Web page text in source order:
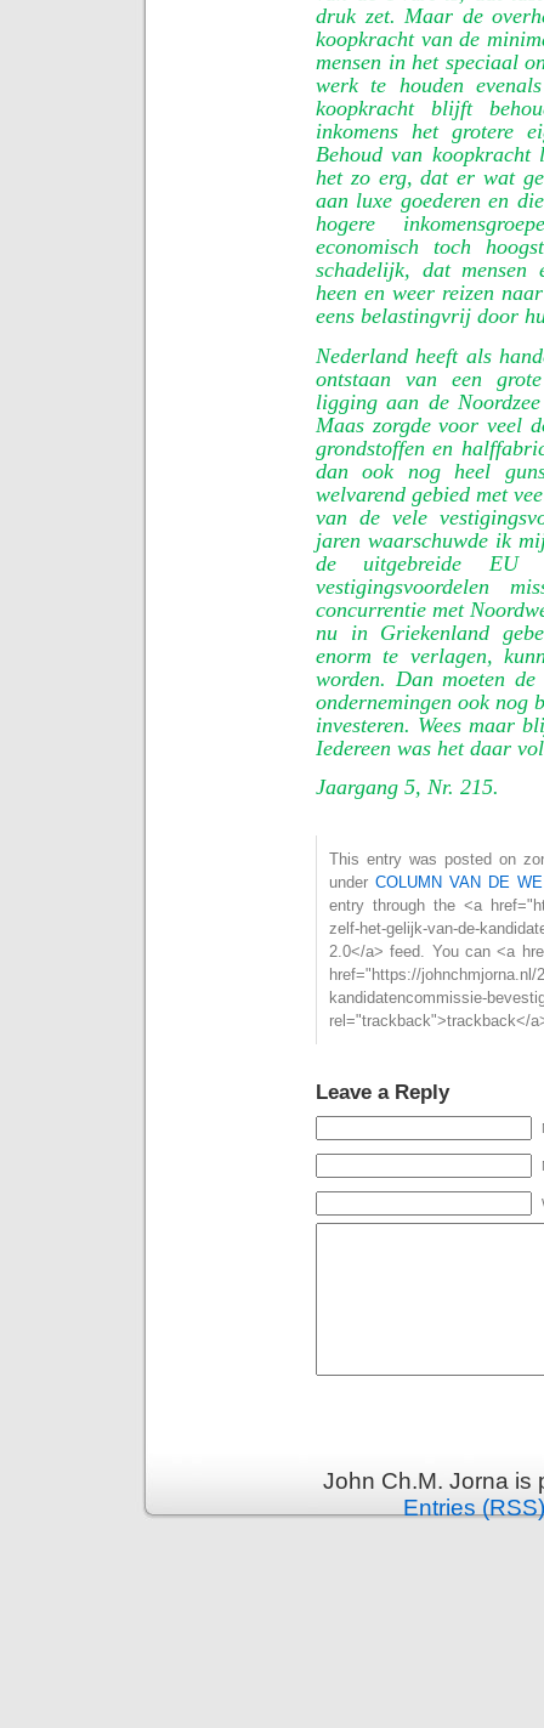
druk zet. Maar de
koopkracht van de
mensen in het speciaal
werk te houden
koopkracht blijft
inkomens het grotere
Behoud van koopkracht
het zo erg, dat er wat
aan luxe goederen en
hogere
economisch toch
schadelijk, dat mensen
heen en weer reizen
eens belastingvrij door
Nederland heeft als
ontstaan van een
ligging aan de
Maas zorgde voor veel
grondstoffen en
dan ook nog heel
welvarend gebied met
van de vele
jaren waarschuwde ik
de uitgebreide
vestigingsvoordelen
concurrentie met
nu in Griekenland
enorm te verlagen,
worden. Dan moeten
ondernemingen ook nog
investeren. Wees maar
Iedereen was het daar
Jaargang 5, Nr. 215.
This entry was posted on
under COLUMN VAN DE
entry through the <a
zelf-het-gelijk-van-de-
2.0</a> feed. You can <a
href="https://johnchmjorna.nl/
kandidatencommissie-
rel="trackback">trackback</
Leave a Reply
John Ch.M. Jorna
Entries (RSS)